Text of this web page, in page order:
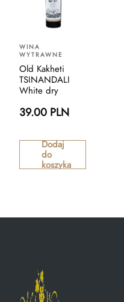
WINA
WYTRAWNE
Old Kakheti
TSINANDALI
White dry
39.00 PLN
Dodaj
do
koszyka